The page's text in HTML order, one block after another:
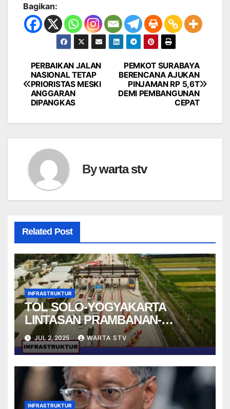
Bagikan:
Navigasi
pos
PEMKOT SURABAYA
BERENCANA AJUKAN
PINJAMAN RP 5,6T
DEMI PEMBANGUNAN
CEPAT
PERBAIKAN JALAN
NASIONAL TETAP
PRIORISTAS MESKI
ANGGARAN
DIPANGKAS
Bywarta stv
Related Post
INFRASTRUKTUR
TOL SOLO-YOGYAKARTA
LINTASAN PRAMBANAN-
KLATEN RESMI DI BUKA,
BEROPERASI GRATIS
SEMENTARA
JUL 2, 2025 WARTA STV
INFRASTRUKTUR